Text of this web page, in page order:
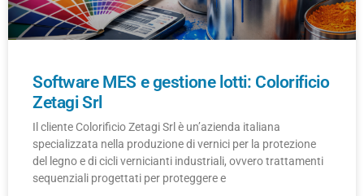
Software MES e gestione lotti: Colorificio
Zetagi Srl
Il cliente Colorificio Zetagi Srl è un’azienda italiana
specializzata nella produzione di vernici per la protezione
del legno e di cicli vernicianti industriali, ovvero trattamenti
sequenziali progettati per proteggere e